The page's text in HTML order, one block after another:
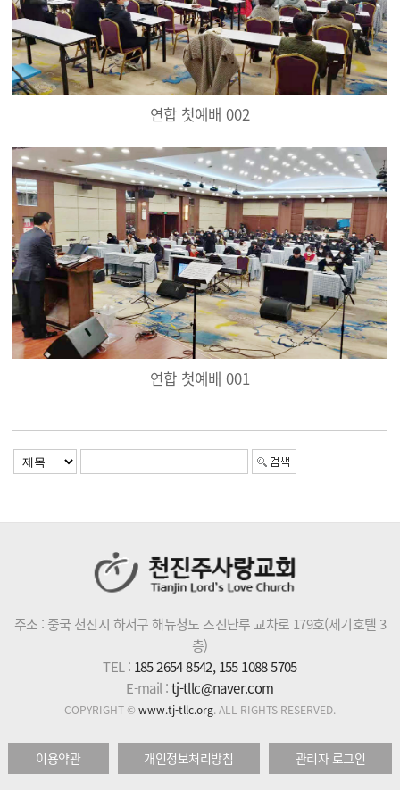
연합 첫예배 002
연합 첫예배 001
주소 : 중국 천진시 하서구 해뉴청도 즈진난루 교차로 179호(세기호텔 3
층)
TEL : 185 2654 8542, 155 1088 5705
E-mail :tj-tllc@naver.com
COPYRIGHT © www.tj-tllc.org. ALL RIGHTS RESERVED.
이용약관 개인정보처리방침 관리자 로그인